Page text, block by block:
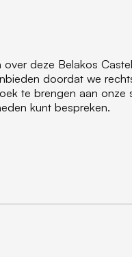
over deze Belakos
doordat we
te brengen aan onze
kunt bespreken.